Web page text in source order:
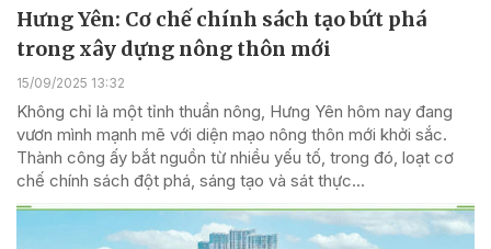
Hưng Yên: Cơ chế chính sách tạo bứt phá
trong xây dựng nông thôn mới
15/09/2025 13:32
Không chỉ là một tỉnh thuần nông, Hưng Yên hôm nay đang
vươn mình mạnh mẽ với diện mạo nông thôn mới khởi sắc.
Thành công ấy bắt nguồn từ nhiều yếu tố, trong đó, loạt cơ
chế chính sách đột phá, sáng tạo và sát thực...